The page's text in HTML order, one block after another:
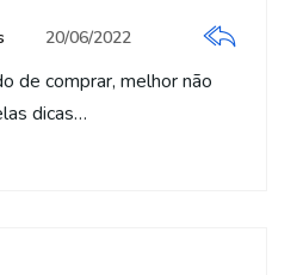
20/06/2022
de comprar, melhor não
dicas…